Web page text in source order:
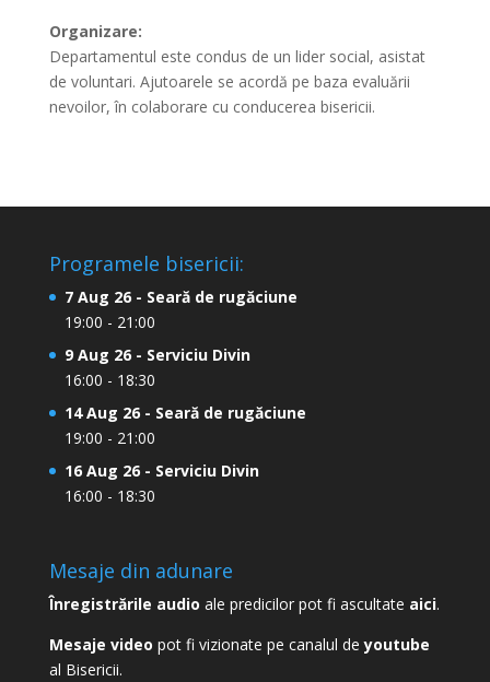
Organizare:
Departamentul este condus de un lider social, asistat
de voluntari. Ajutoarele se acordă pe baza evaluării
nevoilor, în colaborare cu conducerea bisericii.
Programele bisericii:
7 Aug 26 - Seară de rugăciune
19:00 - 21:00
9 Aug 26 - Serviciu Divin
16:00 - 18:30
14 Aug 26 - Seară de rugăciune
19:00 - 21:00
16 Aug 26 - Serviciu Divin
16:00 - 18:30
Mesaje din adunare
Înregistrările audio ale predicilor pot fi ascultate aici.
Mesaje video pot fi vizionate pe canalul deyoutube
al Bisericii.